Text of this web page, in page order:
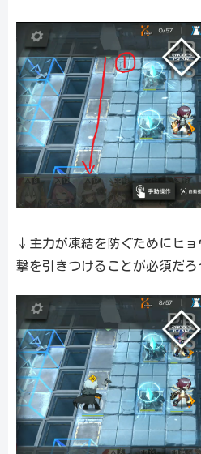
↓主力が凍結を防ぐためにヒ
撃を引きつけることが必須だろ